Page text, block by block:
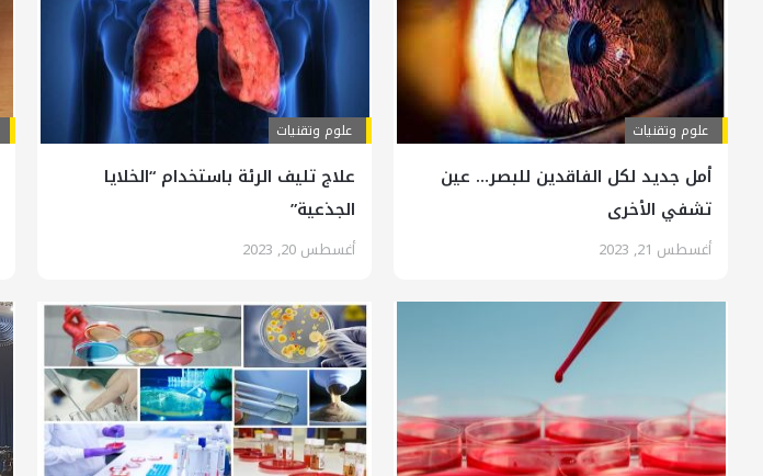
علوم وتقنيات
أمل جديد لكل الفاقدين للبصر… عين
تشفي الأخرى
أغسطس 21, 2023
علوم وتقنيات
علاج تليف الرئة باستخدام “الخلايا
الجذعية”
أغسطس 20, 2023